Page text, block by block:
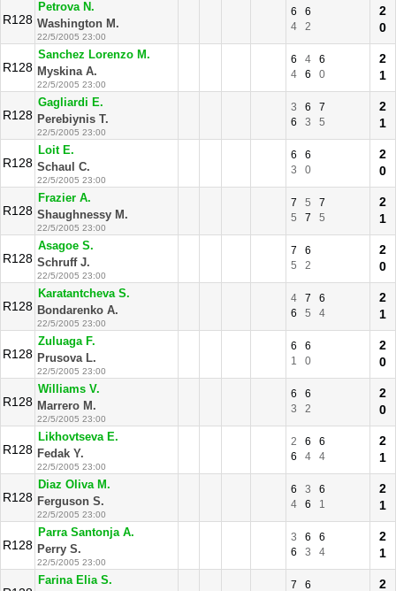
R128
Petrova N.
Washington M.
22/5/2005 23:00
6
6
4
2
2
0
R128
Sanchez Lorenzo M.
Myskina A.
22/5/2005 23:00
6 4
6
4
6 0
2
1
R128
Gagliardi E.
Perebiynis T.
22/5/2005 23:00
3 6
7
6
3 5
2
1
R128
Loit E.
Schaul C.
22/5/2005 23:00
6
6
3
0
2
0
R128
Frazier A.
Shaughnessy M.
22/5/2005 23:00
7 5
7
5
7 5
2
1
R128
Asagoe S.
Schruff J.
22/5/2005 23:00
7
6
5
2
2
0
R128
Karatantcheva S.
Bondarenko A.
22/5/2005 23:00
4 7
6
6
5 4
2
1
R128
Zuluaga F.
Prusova L.
22/5/2005 23:00
6
6
1
0
2
0
R128
Williams V.
Marrero M.
22/5/2005 23:00
6
6
3
2
2
0
R128
Likhovtseva E.
Fedak Y.
22/5/2005 23:00
2 6
6
6
4 4
2
1
R128
Diaz Oliva M.
Ferguson S.
22/5/2005 23:00
6 3
6
4
6 1
2
1
R128
Parra Santonja A.
Perry S.
22/5/2005 23:00
3 6
6
6
3 4
2
1
Farina Elia S. 7 6 2